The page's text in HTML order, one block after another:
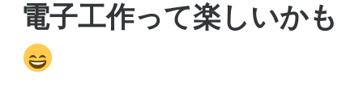
電子工作って楽しいかも